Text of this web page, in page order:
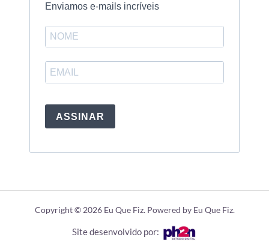
Enviamos e-mails incríveis
ASSINAR
Copyright © 2026 Eu Que Fiz. Powered by Eu Que Fiz.
Site desenvolvido por: